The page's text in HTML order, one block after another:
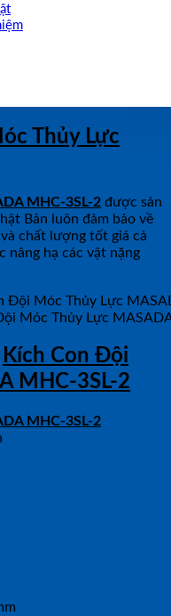
Thủy Lực
MHC-3SL-2 được sản
Bản luôn đảm bảo về
chất lượng tốt giá cả
nâng hạ các vật nặng
Móc Thủy Lực
Kích Con Đội
MHC-3SL-2
MHC-3SL-2